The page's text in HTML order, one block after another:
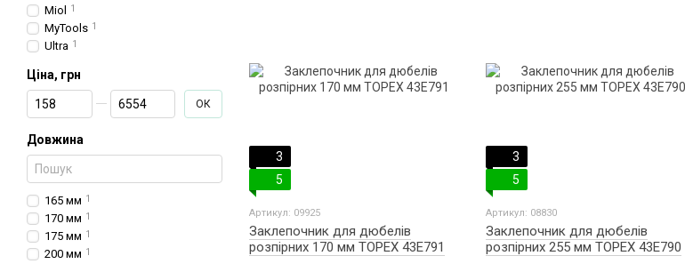
3
5
Артикул: 09925
Заклепочник для дюбелів
розпірних 170 мм TOPEX 43E791
3
5
Артикул: 08830
Заклепочник для дюбелів
розпірних 255 мм TOPEX 43E790
Miol 1
MyTools 1
Ultra 1
Ціна, грн
От Ціна, грн
До Ціна, грн ОК
Довжина
165 мм 1
170 мм 1
175 мм 1
200 мм 1